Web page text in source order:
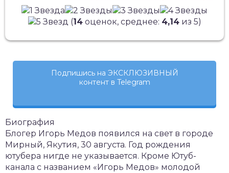
(14оценок, среднее: 4,14из 5)
Подпишись на ЭКСКЛЮЗИВНЫЙ
контент в Telegram
Биография
Блогер Игорь Медов появился на свет в городе
Мирный, Якутия, 30 августа. Год рождения
ютубера нигде не указывается. Кроме Ютуб-
канала с названием «Игорь Медов» молодой